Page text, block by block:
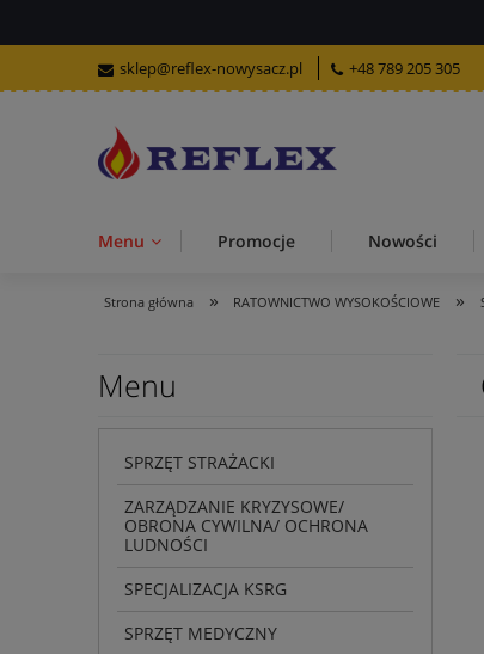
sklep@reflex-nowysacz.pl +48 789 205 305
Menu Promocje Nowości
Strona główna » RATOWNICTWO WYSOKOŚCIOWE »
Menu
SPRZĘT STRAŻACKI
ZARZĄDZANIE KRYZYSOWE/
OBRONA CYWILNA/ OCHRONA
LUDNOŚCI
SPECJALIZACJA KSRG
SPRZĘT MEDYCZNY